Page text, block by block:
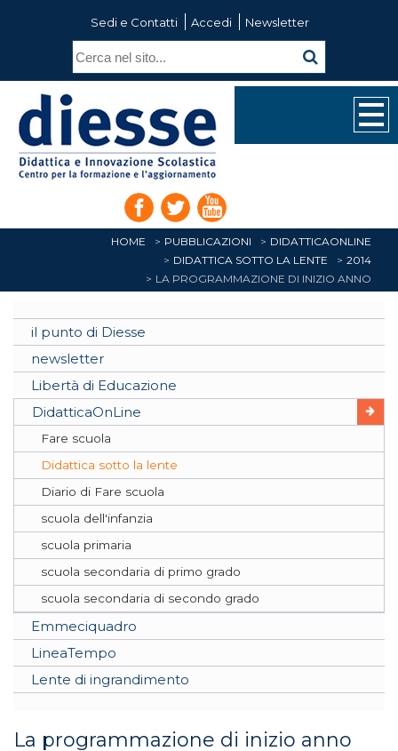
Sedi e Contatti Accedi Newsletter
HOME PUBBLICAZIONI
DIDATTICAONLINE
DIDATTICA SOTTO LA LENTE
2014
LA PROGRAMMAZIONE DI INIZIO ANNO
il punto di Diesse
newsletter
Libertà di Educazione
DidatticaOnLine
Fare scuola
Didattica sotto la lente
Diario di Fare scuola
scuola dell'infanzia
scuola primaria
scuola secondaria di primo grado
scuola secondaria di secondo grado
Emmeciquadro
LineaTempo
Lente di ingrandimento
La programmazione di inizio anno